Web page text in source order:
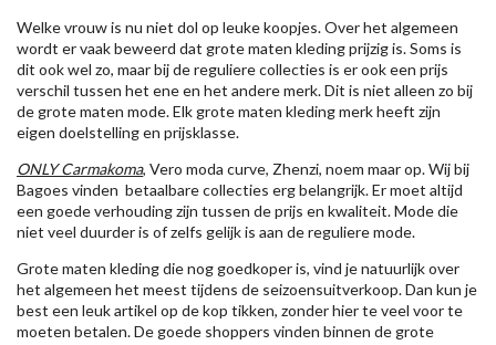
Welke vrouw is nu niet dol op leuke koopjes. Over het algemeen
wordt er vaak beweerd dat grote maten kleding prijzig is. Soms is
dit ook wel zo, maar bij de reguliere collecties is er ook een prijs
verschil tussen het ene en het andere merk. Dit is niet alleen zo bij
de grote maten mode. Elk grote maten kleding merk heeft zijn
eigen doelstelling en prijsklasse.
ONLY Carmakoma, Vero moda curve, Zhenzi, noem maar op. Wij bij
Bagoes vinden betaalbare collecties erg belangrijk. Er moet altijd
een goede verhouding zijn tussen de prijs en kwaliteit. Mode die
niet veel duurder is of zelfs gelijk is aan de reguliere mode.
Grote maten kleding die nog goedkoper is, vind je natuurlijk over
het algemeen het meest tijdens de seizoensuitverkoop. Dan kun je
best een leuk artikel op de kop tikken, zonder hier te veel voor te
moeten betalen. De goede shoppers vinden binnen de grote